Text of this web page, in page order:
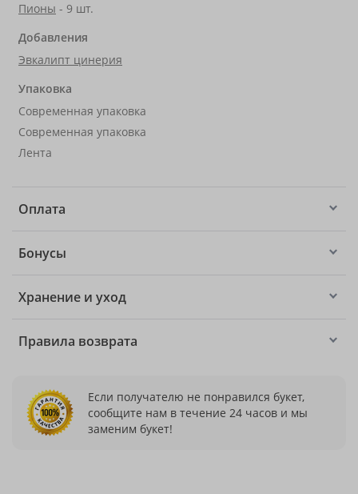
Пионы - 9 шт.
Добавления
Эвкалипт цинерия
Упаковка
Современная упаковка
Современная упаковка
Лента
Оплата
Бонусы
Хранение и уход
Правила возврата
Если получателю не понравился букет,
сообщите нам в течение 24 часов и мы
заменим букет!